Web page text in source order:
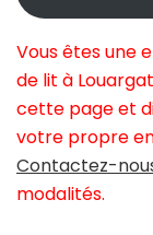
Vous êtes une
de lit à
cette page et
votre propre
Contactez-
modalités.